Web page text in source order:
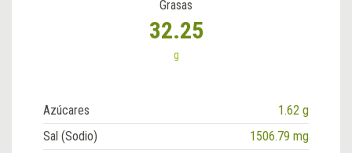
Grasas
32.25
g
Azúcares
1.62 g
Sal (Sodio)
1506.79 mg